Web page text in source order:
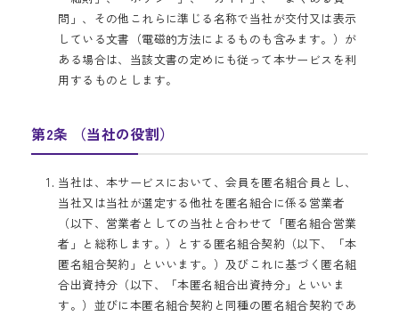
問」、その他これらに準じる名称で当社が交付又は表示
している文書（電磁的方法によるものも含みます。）が
ある場合は、当該文書の定めにも従って本サービスを利
用するものとします。
第2条 （当社の役割）
当社は、本サービスにおいて、会員を匿名組合員とし、
当社又は当社が選定する他社を匿名組合に係る営業者
（以下、営業者としての当社と合わせて「匿名組合営業
者」と総称します。）とする匿名組合契約（以下、「本
匿名組合契約」といいます。）及びこれに基づく匿名組
合出資持分（以下、「本匿名組合出資持分」といいま
す。）並びに本匿名組合契約と同種の匿名組合契約であ